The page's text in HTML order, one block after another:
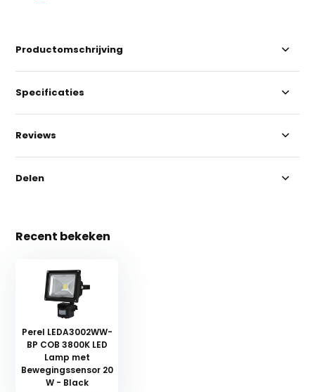
Productomschrijving
Specificaties
Reviews
Delen
Recent bekeken
Perel LEDA3002WW-
BP COB 3800K LED
Lamp met
Bewegingssensor 20
W - Black